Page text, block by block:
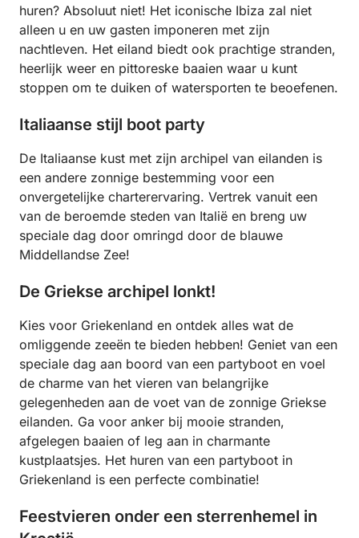
huren? Absoluut niet! Het iconische Ibiza zal niet
alleen u en uw gasten imponeren met zijn
nachtleven. Het eiland biedt ook prachtige stranden,
heerlijk weer en pittoreske baaien waar u kunt
stoppen om te duiken of watersporten te beoefenen.
Italiaanse stijl boot party
De Italiaanse kust met zijn archipel van eilanden is
een andere zonnige bestemming voor een
onvergetelijke charterervaring. Vertrek vanuit een
van de beroemde steden van Italië en breng uw
speciale dag door omringd door de blauwe
Middellandse Zee!
De Griekse archipel lonkt!
Kies voor Griekenland en ontdek alles wat de
omliggende zeeën te bieden hebben! Geniet van een
speciale dag aan boord van een partyboot en voel
de charme van het vieren van belangrijke
gelegenheden aan de voet van de zonnige Griekse
eilanden. Ga voor anker bij mooie stranden,
afgelegen baaien of leg aan in charmante
kustplaatsjes. Het huren van een partyboot in
Griekenland is een perfecte combinatie!
Feestvieren onder een sterrenhemel in